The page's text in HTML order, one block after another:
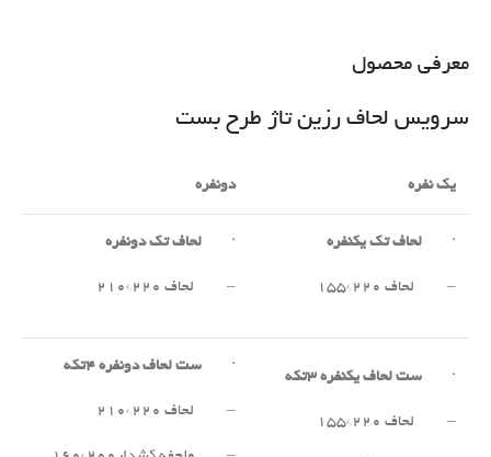
معرفی محصول
سرویس لحاف رزین تاژ طرح بست
یک نفره دونفره
· لحاف تک یکنفره
– لحاف ۲۲۰*۱۵۵
· لحاف تک دونفره
– لحاف ۲۲۰*۲۱۰
· ست لحاف یکنفره ۳تکه
– لحاف ۲۲۰*۱۵۵
· ست لحاف دونفره ۴تکه
– لحاف ۲۲۰*۲۱۰